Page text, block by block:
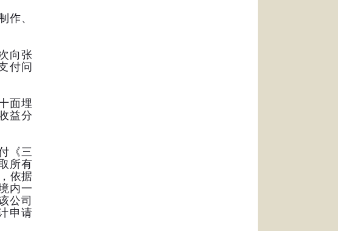
、
向张
付问
面埋
益分
《三
所有
依据
内一
公司
申请